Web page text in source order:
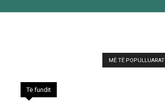
MË TË POPULLUARAT
Të fundit